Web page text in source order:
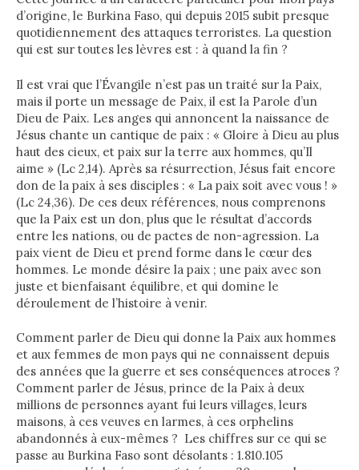
d’origine, le Burkina Faso, qui depuis 2015 subit presque
quotidiennement des attaques terroristes. La question
qui est sur toutes les lèvres est : à quand la fin ?
Il est vrai que l’Évangile n’est pas un traité sur la Paix,
mais il porte un message de Paix, il est la Parole d’un
Dieu de Paix. Les anges qui annoncent la naissance de
Jésus chante un cantique de paix : « Gloire à Dieu au plus
haut des cieux, et paix sur la terre aux hommes, qu’Il
aime » (Lc 2,14). Après sa résurrection, Jésus fait encore
don de la paix à ses disciples : « La paix soit avec vous ! »
(Lc 24,36). De ces deux références, nous comprenons
que la Paix est un don, plus que le résultat d’accords
entre les nations, ou de pactes de non-agression. La
paix vient de Dieu et prend forme dans le cœur des
hommes. Le monde désire la paix ; une paix avec son
juste et bienfaisant équilibre, et qui domine le
déroulement de l’histoire à venir.
Comment parler de Dieu qui donne la Paix aux hommes
et aux femmes de mon pays qui ne connaissent depuis
des années que la guerre et ses conséquences atroces ?
Comment parler de Jésus, prince de la Paix à deux
millions de personnes ayant fui leurs villages, leurs
maisons, à ces veuves en larmes, à ces orphelins
abandonnés à eux-mêmes ? Les chiffres sur ce qui se
passe au Burkina Faso sont désolants : 1.810.105